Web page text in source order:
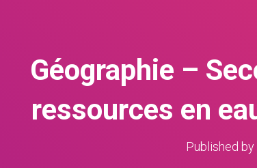
Géographie –
ressources en
Published by